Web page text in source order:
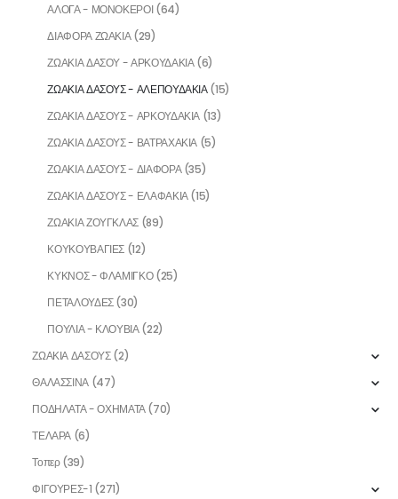
ΑΛΟΓΑ - ΜΟΝΟΚΕΡΟΙ (64)
ΔΙΑΦΟΡΑ ΖΩΑΚΙΑ (29)
ΖΩΑΚΙΑ ΔΑΣΟΥ - ΑΡΚΟΥΔΑΚΙΑ (6)
ΖΩΑΚΙΑ ΔΑΣΟΥΣ - ΑΛΕΠΟΥΔΑΚΙΑ(15)
ΖΩΑΚΙΑ ΔΑΣΟΥΣ - ΑΡΚΟΥΔΑΚΙΑ (13)
ΖΩΑΚΙΑ ΔΑΣΟΥΣ - ΒΑΤΡΑΧΑΚΙΑ (5)
ΖΩΑΚΙΑ ΔΑΣΟΥΣ - ΔΙΑΦΟΡΑ (35)
ΖΩΑΚΙΑ ΔΑΣΟΥΣ - ΕΛΑΦΑΚΙΑ(15)
ΖΩΑΚΙΑ ΖΟΥΓΚΛΑΣ (89)
ΚΟΥΚΟΥΒΑΓΙΕΣ (12)
ΚΥΚΝΟΣ - ΦΛΑΜΙΓΚΟ (25)
ΠΕΤΑΛΟΥΔΕΣ(30)
ΠΟΥΛΙΑ - ΚΛΟΥΒΙΑ(22)
ΖΩΑΚΙΑ ΔΑΣΟΥΣ(2)
ΘΑΛΑΣΣΙΝΑ (47)
ΠΟΔΗΛΑΤΑ - ΟΧΗΜΑΤΑ(70)
ΤΕΛΑΡΑ (6)
Τοπερ (39)
ΦΙΓΟΥΡΕΣ-1 (271)